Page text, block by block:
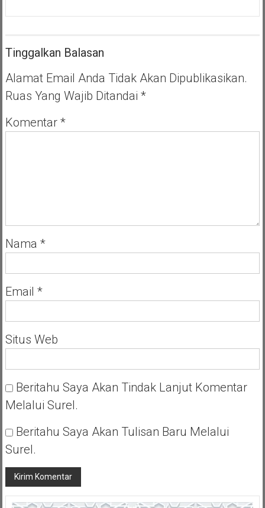
Launching
SITERU
Tinggalkan Balasan
Alamat Email Anda Tidak Akan Dipublikasikan.
Ruas Yang Wajib Ditandai *
Komentar *
Nama *
Email *
Situs Web
Beritahu Saya Akan Tindak Lanjut Komentar
Melalui Surel.
Beritahu Saya Akan Tulisan Baru Melalui
Surel.